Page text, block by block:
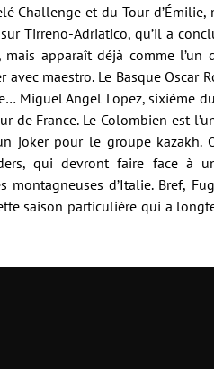
Challenge et du Tour
Tirreno-Adriatico, qu’il a
mais apparaît déjà comme
avec maestro. Le Basque
Miguel Angel Lopez, sixième
de France. Le Colombien est
joker pour le groupe kazakh.
qui devront faire face à
montagneuses d’Italie. Bref,
saison particulière qui a